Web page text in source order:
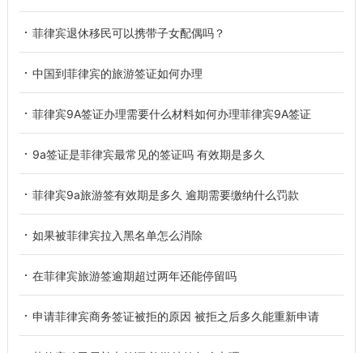
菲律宾退休移民可以携带子女配偶吗？
中国到菲律宾的旅游签证如何办理
菲律宾9A签证办理需要什么材料如何办理菲律宾9A签证
9a签证是菲律宾最常见的签证吗 有效期是多久
菲律宾9a旅游签有效期是多久 逾期需要缴纳什么罚款
如果被菲律宾拉入黑名单怎么消除
在菲律宾旅游签逾期超过两年还能停留吗
申请菲律宾商务签证被拒的原因 被拒之后多久能重新申请